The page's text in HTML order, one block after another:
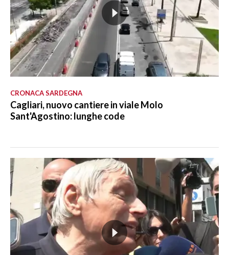
CRONACA SARDEGNA
Cagliari, nuovo cantiere in viale Molo
Sant'Agostino: lunghe code